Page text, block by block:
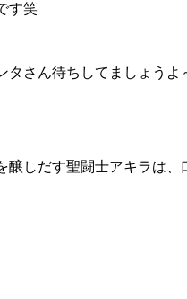
す笑
タさん待ちしてましょうよ
しだす聖闘士アキラは